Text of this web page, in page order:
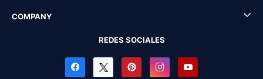
COMPANY
REDES SOCIALES